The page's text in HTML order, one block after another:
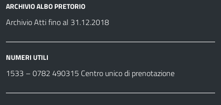
ARCHIVIO ALBO PRETORIO
Archivio Atti fino al 31.12.2018
NUMERI UTILI
1533 – 0782 490315 Centro unico di prenotazione